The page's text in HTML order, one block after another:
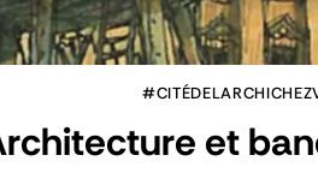
et